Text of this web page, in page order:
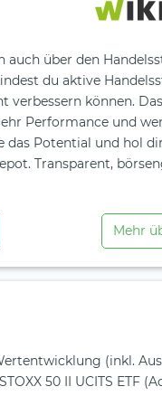
auch über den
du aktive
verbessern können.
Performance und
das Potential und hol
Transparent,
Mehr
(inkl.
50 II UCITS ETF